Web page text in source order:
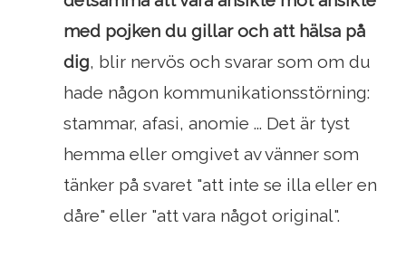
med pojken du gillar och att hälsa på
dig, blir nervös och svarar som om du
hade någon kommunikationsstörning:
stammar, afasi, anomie ... Det är tyst
hemma eller omgivet av vänner som
tänker på svaret "att inte se illa eller en
dåre" eller "att vara något original".